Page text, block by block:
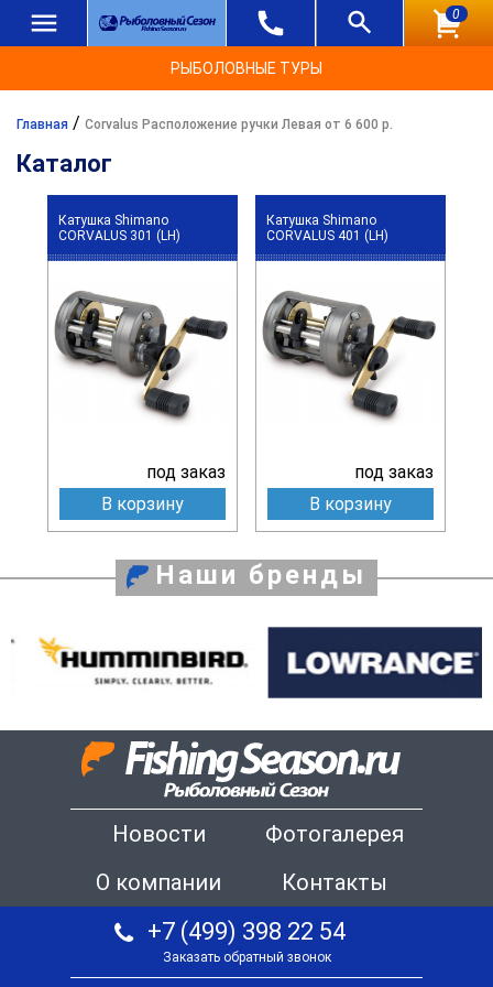
0
РЫБОЛОВНЫЕ ТУРЫ
Главная / Corvalus Расположение ручки Левая от 6 600 р.
Каталог
Катушка Shimano
CORVALUS 301 (LH)
под заказ
В корзину
Катушка Shimano
CORVALUS 401 (LH)
под заказ
В корзину
Наши бренды
Новости
Фотогалерея
О компании
Контакты
+7 (499) 398 22 54
Заказать обратный звонок